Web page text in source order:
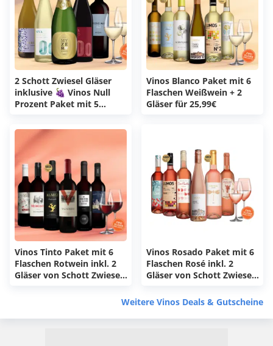
2 Schott Zwiesel Gläser
inklusive 🍇 Vinos Null
Prozent Paket mit 5
Wein (0,0%)
Vinos Blanco Paket mit 6
Flaschen Weißwein + 2
Gläser für 25,99€
Vinos Tinto Paket mit 6
Flaschen Rotwein inkl. 2
Gläser von Schott Zwiesel
Vinos Rosado Paket mit 6
Flaschen Rosé inkl. 2
Gläser von Schott Zwiesel
Weitere Vinos Deals & Gutscheine